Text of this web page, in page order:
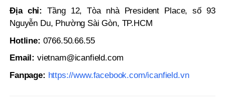
Địa chỉ:Tầng 12, Tòa nhà President Place, số 93
Nguyễn Du, Phường Sài Gòn, TP.HCM
Hotline: 0766.50.66.55
Email: vietnam@icanfield.com
Fanpage: https://www.facebook.com/icanfield.vn